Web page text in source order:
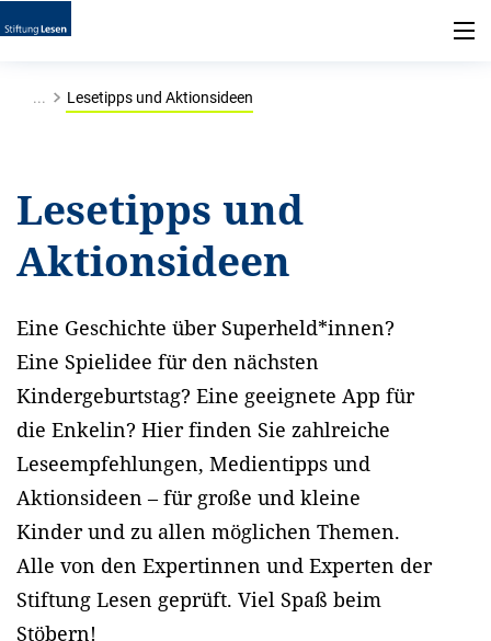
... Lesetipps und Aktionsideen
Lesetipps und
Aktionsideen
Eine Geschichte über Superheld*innen?
Eine Spielidee für den nächsten
Kindergeburtstag? Eine geeignete App für
die Enkelin? Hier finden Sie zahlreiche
Leseempfehlungen, Medientipps und
Aktionsideen – für große und kleine
Kinder und zu allen möglichen Themen.
Alle von den Expertinnen und Experten der
Stiftung Lesen geprüft. Viel Spaß beim
Stöbern!